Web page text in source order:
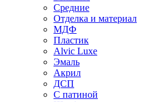
Средние
Отделка и материал
МДФ
Пластик
Alvic Luxe
Эмаль
Акрил
ДСП
С патиной